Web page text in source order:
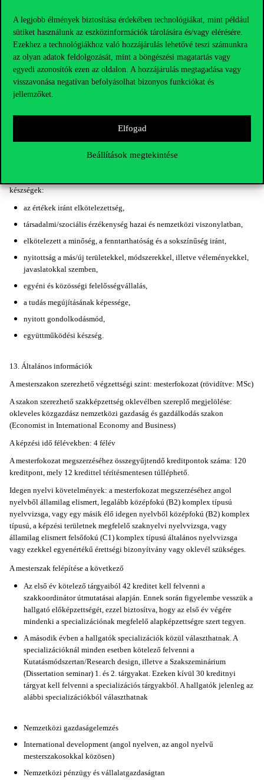
A legjobb élmények biztosítása érdekében technológiákat, mint például
sütiket használunk az eszközinformációk tárolására és/vagy elérésére.
Ezekhez a technológiákhoz való hozzájárulás lehetővé teszi számunkra
az olyan adatok feldolgozását, mint a böngészési magatartás vagy
egyedi azonosítók ezen az oldalon. A hozzájárulás megtagadása vagy
visszavonása negatívan befolyásolhat bizonyos funkciókat és
jellemzőket.
Elfogad
Beállítások megtekintése
felismerésére, megértésére és alakítására,
az e szervezetek működésében megjelenő problémák és az új környezeti
jelenségek önálló felismerésére, feladatok kijelölésére, megoldására,
a gazdasági, a pénzügyi, a marketing és a menedzsment elméletek
nemzetközi szintű alkalmazására
a nemzetközi üzleti környezet geopolitikai, társadalmi, kulturális és
tárgyalási, meggyőzési technikák aktív és hatékony alkalmazására,
készségek:
az értékek iránt elkötelezettség,
társadalmi/szociális érzékenység hazai és nemzetközi viszonylatban,
elkötelezett a minőség, a fenntarthatóság és a sokszínűség iránt,
nyitottság a más/új területekkel, módszerekkel, illetve véleményekkel,
javaslatokkal szemben,
egyéni és közösségi felelősségvállalás,
a tudás megújításának képessége,
nyitott gondolkodásmód,
együttműködési készség.
13. Általános információk
A mesterszakon szerezhető végzettségi szint: mesterfokozat (rövidítve: MSc)
A szakon szerezhető szakképzettség oklevélben szereplő megjelölése:
okleveles közgazdász nemzetközi gazdaság és gazdálkodás szakon
(Economist in International Economy and Business)
A képzési idő félévekben: 4 félév
A mesterfokozat megszerzéséhez összegyűjtendő kreditpontok száma: 120
kreditpont, mely 12 kredittel térítésmentesen túlléphető.
Idegen nyelvi követelmények: a mesterfokozat megszerzéséhez angol
nyelvből államilag elismert, legalább középfokú (B2) komplex típusú
nyelvvizsga, vagy egy másik élő idegen nyelvből középfokú (B2) komplex
típusú, a képzési területnek megfelelő szaknyelvi nyelvvizsga, vagy
államilag elismert felsőfokú (C1) komplex típusú általános nyelvvizsga
vagy ezekkel egyenértékű érettségi bizonyítvány vagy oklevél szükséges.
A mesterszak felépítése a következő
Az első év kötelező tárgyaiból 42 kreditet kell felvenni a
szakkoordinátor útmutatásai alapján. Ennek során figyelembe vesszük a
hallgató előképzettségét, ezzel biztosítva, hogy az első év végére
mindenki a specializációnak megfelelő alapképzettségre szert tegyen.
A második évben a hallgatók specializációk közül választhatnak. A
specializációknál minden esetben kötelező felvenni a
Kutatásmódszertan/Research design, illetve a Szakszeminárium
(Dissertation seminar) 1. és 2. tárgyakat. Ezeken kívül 30 kreditnyi
tárgyat kell felvenni a specializációs tárgyakból. A hallgatók jelenleg az
alábbi specializációkból választhatnak
Nemzetközi gazdaságelemzés
International development (angol nyelven, az angol nyelvű
mesterszakosokkal közösen)
Nemzetközi pénzügy és vállalatgazdaságtan